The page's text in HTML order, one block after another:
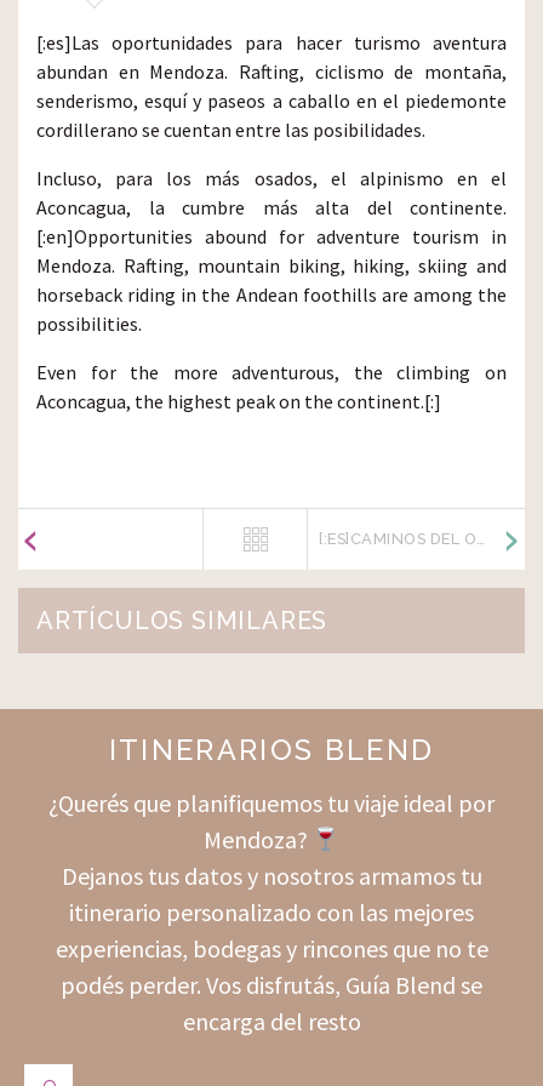
[:es]Las oportunidades para hacer turismo aventura
abundan en Mendoza. Rafting, ciclismo de montaña,
senderismo, esquí y paseos a caballo en el piedemonte
cordillerano se cuentan entre las posibilidades.
Incluso, para los más osados, el alpinismo en el
Aconcagua, la cumbre más alta del continente.
[:en]Opportunities abound for adventure tourism in
Mendoza. Rafting, mountain biking, hiking, skiing and
horseback riding in the Andean foothills are among the
possibilities.
Even for the more adventurous, the climbing on
Aconcagua, the highest peak on the continent.[:]
[:ES]CAMINOS DEL OLIVO[:EN]CAMINOS DEL OLIVO (OLIVE ROADS)[:]
ARTÍCULOS SIMILARES
ITINERARIOS BLEND
¿Querés que planifiquemos tu viaje ideal por
Mendoza?
Dejanos tus datos y nosotros armamos tu
itinerario personalizado con las mejores
experiencias, bodegas y rincones que no te
podés perder. Vos disfrutás, Guía Blend se
encarga del resto